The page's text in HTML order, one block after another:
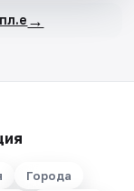
→
Города